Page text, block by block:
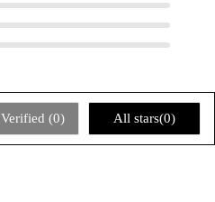
Verified (0) All stars(0)